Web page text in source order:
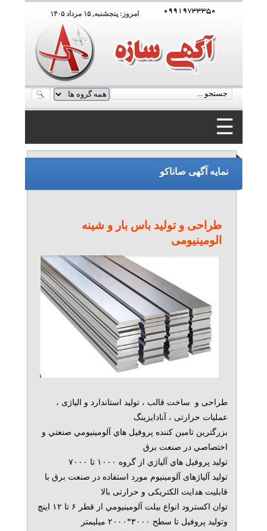
امروز: پنجشنبه, ۱۵ مرداد ۱۴۰۵
☰
۰۹۹۱۹۷۳۳۳۵۰
۰۹۹۱۹۷۳۳۳۵۰
نمایه آگهی صاناکو
طراحی و تولید باس بار و شینه
الومینیومی
طراحی و ساخت قالب ، تولید استاندارد و الیاژی ،
عملیات حرارتی ، آنادایزینگ
بزرگترين تامین کننده پروفيل هاي آلومينيومي صنعتي و
اختصاصي در صنعت برق
توليد پروفيل هاي آلياژي از گروه ۱۰۰۰ تا ۷۰۰۰
تولید آلیاژهای آلومینیوم مورد استفاده در صنعت برق با
قابلیت هدایت الکتریکی و حرارتی بالا
توان اكسترود انواع بيلت آلومينيومي از قطر ۶ تا ۱۲ اينچ
وتولید پروفیل تا سطح ۳۰۰۰*۲۰۰۰ میلیمتر